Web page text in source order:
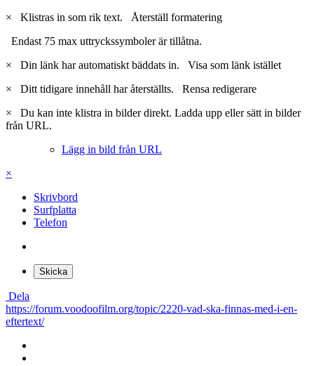
×
Klistras in som rik text. Återställ formatering
Endast 75 max uttryckssymboler är tillåtna.
×
Din länk har automatiskt bäddats in. Visa som länk istället
×
Ditt tidigare innehåll har återställts. Rensa redigerare
×
Du kan inte klistra in bilder direkt. Ladda upp eller sätt in bilder
från URL.
Lägg in bild från URL
×
Skrivbord
Surfplatta
Telefon
Skicka
Dela
https://forum.voodoofilm.org/topic/2220-vad-ska-finnas-med-i-en-
eftertext/